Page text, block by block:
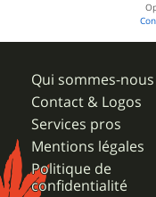
Qui sommes-nous
Contact & Logos
Services pros
Mentions légales
Politique de
confidentialité